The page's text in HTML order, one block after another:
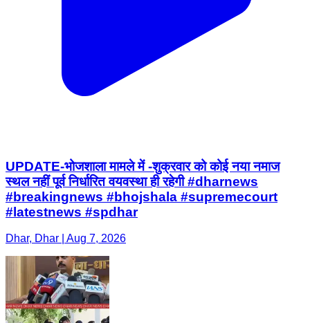
UPDATE-भोजशाला मामले में -शुक्रवार को कोई नया नमाज
स्थल नहीं पूर्व निर्धारित वयवस्था ही रहेगी #dharnews
#breakingnews #bhojshala #supremecourt
#latestnews #spdhar
Dhar, Dhar | Aug 7, 2026